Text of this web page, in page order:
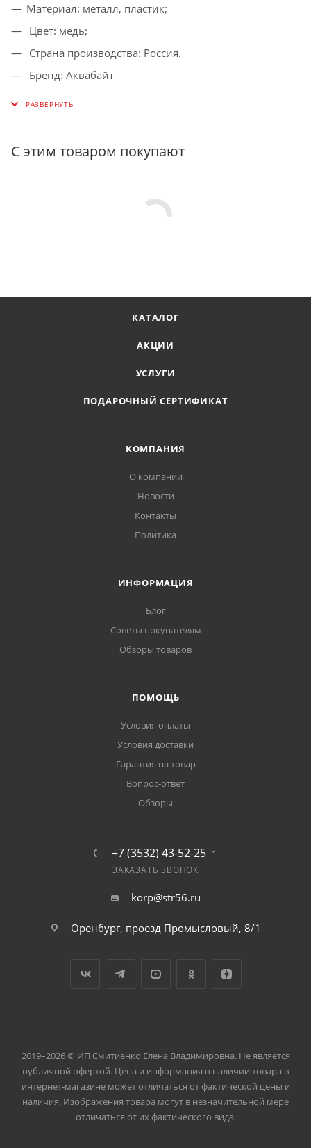
Материал: металл, пластик;
Цвет: медь;
Страна производства: Россия.
Бренд: Аквабайт
Вес в упаковке: 100 г
С этим товаром покупают
КАТАЛОГ
АКЦИИ
УСЛУГИ
ПОДАРОЧНЫЙ СЕРТИФИКАТ
КОМПАНИЯ
О компании
Новости
Контакты
Политика
ИНФОРМАЦИЯ
Блог
Советы покупателям
Обзоры товаров
ПОМОЩЬ
Условия оплаты
Условия доставки
Гарантия на товар
Вопрос-ответ
Обзоры
+7 (3532) 43-52-25
ЗАКАЗАТЬ ЗВОНОК
korp@str56.ru
Оренбург, проезд Промысловый, 8/1
2019–2026 © ИП Смитиенко Елена Владимировна. Не является
публичной офертой. Цена и информация о наличии товара в
интернет-магазине может отличаться от фактической цены и
наличия. Изображения товара могут в незначительной мере
отличаться от их фактического вида.